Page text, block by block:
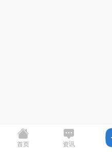
首页 资讯